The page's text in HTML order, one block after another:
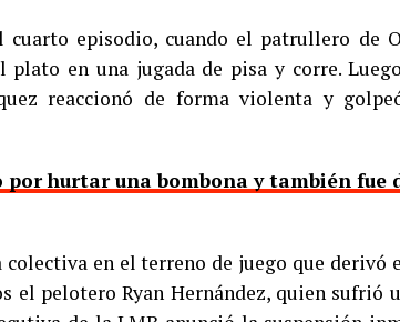
episodio, cuando el patrullero de
plato en una jugada de pisa y corre.
reaccionó de forma violenta y
por hurtar una bombona y también fue
en el terreno de juego que derivó
el pelotero Ryan Hernández, quien sufrió